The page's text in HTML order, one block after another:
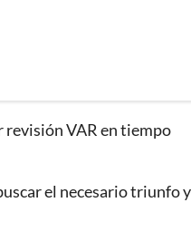
revisión VAR en tiempo
el necesario triunfo